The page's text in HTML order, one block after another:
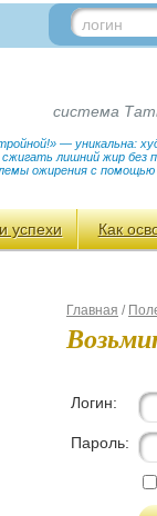
логин
система
— уникальна:
сжигать лишний жир
ожирения с
успехи Как
Главная /
Логин:
Пароль: